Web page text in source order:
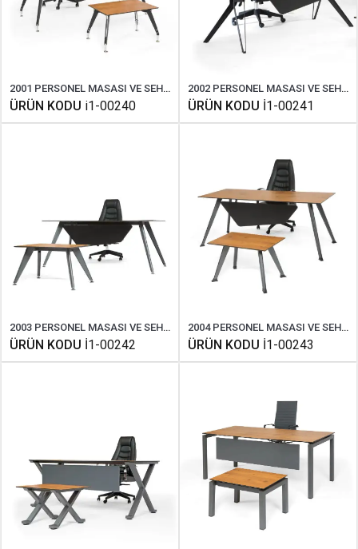
2001 PERSONEL MASASI VE SEHPASI
ÜRÜN KODU i1-00240
2002 PERSONEL MASASI VE SEHPASI
ÜRÜN KODU İ1-00241
2003 PERSONEL MASASI VE SEHPASI
ÜRÜN KODU İ1-00242
2004 PERSONEL MASASI VE SEHPASI
ÜRÜN KODU İ1-00243